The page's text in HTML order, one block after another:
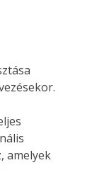
amelyek